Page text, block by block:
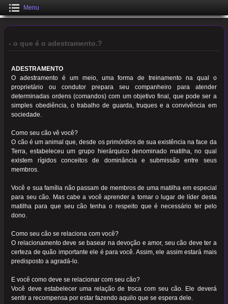
Menu
- o que é o adestramento.?
ADESTRAMENTO
O adestramento é um meio, uma forma de treinamento na qual o
proprietário ou condutor prepara seu companheiro para atender
determinadas ordens (comandos) com um objetivo final, que pode ser a
simples obediência, o trabalho de guarda, truques e a convivência em
sociedade.
Como seu cão vê você?
O cão é um animal que, desde os primórdios de sua existência na face da
Terra, estabeleceu um grupo hierárquico denominado matilha, no qual
existem rígidos conceitos de dominância e submissão entre seus
membros.
Você e sua família não passam de membros de uma matilha em especial
para seu cão. Mas cabe a você aprender a tomar o lugar de líder desta
matilha para que seu cão tenha o respeito que é necessário ter pelo
dono.
Como seu cão se relaciona com você?
O relacionamento deve se basear na devoção e amor, seu cão deve ter a
certeza de quão importante ele é para você. Assim, ele assim estará mais
predisposto a agradá-lo.
E você como deve se relacionar com seu cão?
Você deve estabelecer uma relação de troca com seu cão. Ele deverá
sentir a recompensa por estar fazendo aquilo que se espera dele.